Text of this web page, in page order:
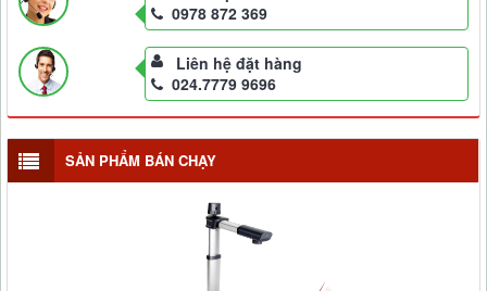
0978 872 369
Liên hệ đặt hàng
024.7779 9696
SẢN PHẨM BÁN CHẠY